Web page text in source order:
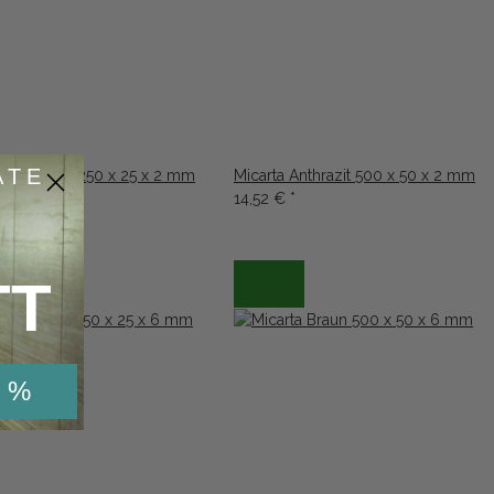
Anthrazit 250 x 25 x 2 mm
Micarta Anthrazit 500 x 50 x 2 mm
14,52 € *
%